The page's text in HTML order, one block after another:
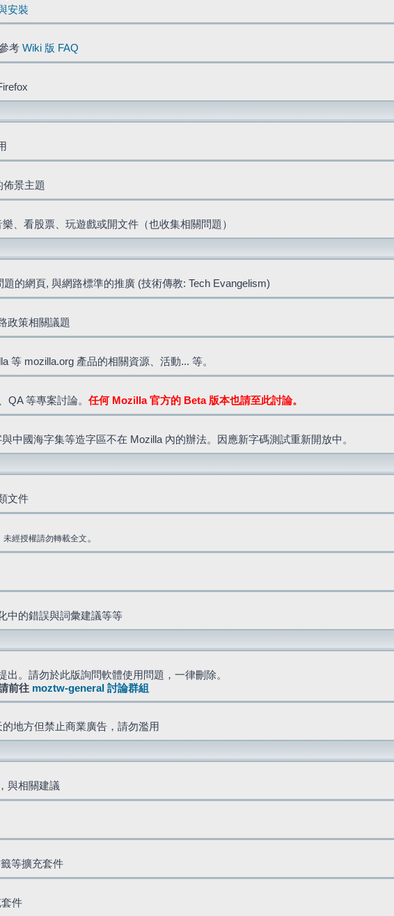
安裝
考 Wiki 版 FAQ
景主題
、看股票、玩遊戲或開文件（也收集相關問題）
的網頁, 與網路標準的推廣 (技術傳教: Tech Evangelism)
政策相關議題
等 mozilla.org 產品的相關資源、活動... 等。
QA 等專案討論。 任何 Mozilla 官方的 Beta 版本也請至此討論。
中國海字集等造字區不在 Mozilla 內的辦法。因應新字碼測試重新開放中。
文件
未經授權請勿轉載全文 。
中的錯誤與詞彙建議等等
。請勿於此版詢問軟體使用問題，一律刪除。
前往 moztw-general 討論群組
地方但禁止商業廣告，請勿濫用
與相關建議
等擴充套件
件